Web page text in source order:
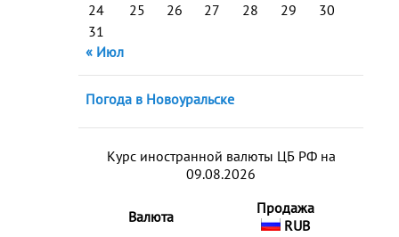
24
25 26 27 28 29
30
31
« Июл
Погода в Новоуральске
Курс иностранной валюты ЦБ РФ на
09.08.2026
Валюта
Продажа
RUB